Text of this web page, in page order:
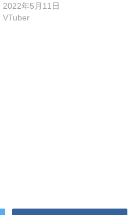
2022年5月11日
VTuber